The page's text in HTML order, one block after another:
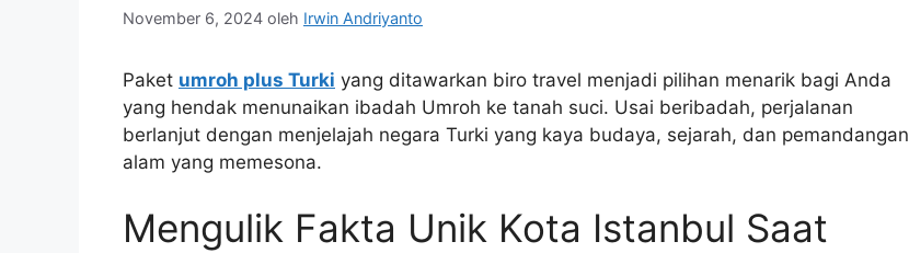
November 6, 2024 oleh Irwin Andriyanto
Paket umroh plus Turki yang ditawarkan biro travel menjadi pilihan menarik bagi Anda
yang hendak menunaikan ibadah Umroh ke tanah suci. Usai beribadah, perjalanan
berlanjut dengan menjelajah negara Turki yang kaya budaya, sejarah, dan pemandangan
alam yang memesona.
Mengulik Fakta Unik Kota Istanbul Saat